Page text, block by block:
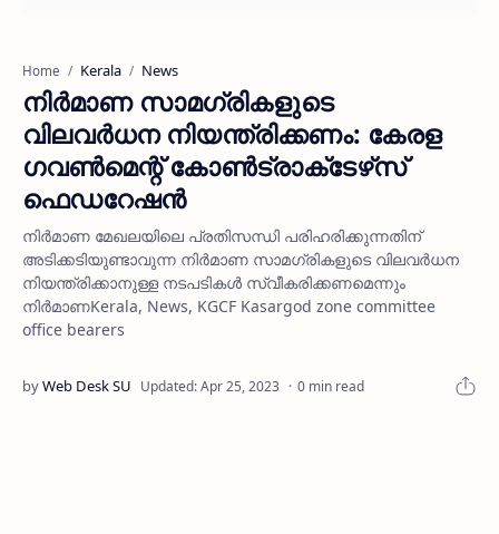
Home Kerala News
നിര്‍മാണ സാമഗ്രികളുടെ
വിലവര്‍ധന നിയന്ത്രിക്കണം: കേരള
ഗവണ്‍മെന്റ് കോണ്‍ട്രാക്‌ടേഴ്‌സ്
ഫെഡറേഷന്‍
നിര്‍മാണ മേഖലയിലെ പ്രതിസന്ധി പരിഹരിക്കുന്നതിന്
അടിക്കടിയുണ്ടാവുന്ന നിര്‍മാണ സാമഗ്രികളുടെ വിലവര്‍ധന
നിയന്ത്രിക്കാനുള്ള നടപടികള്‍ സ്വീകരിക്കണമെന്നും
നിര്‍മാണKerala, News, KGCF Kasargod zone committee
office bearers
0 min read